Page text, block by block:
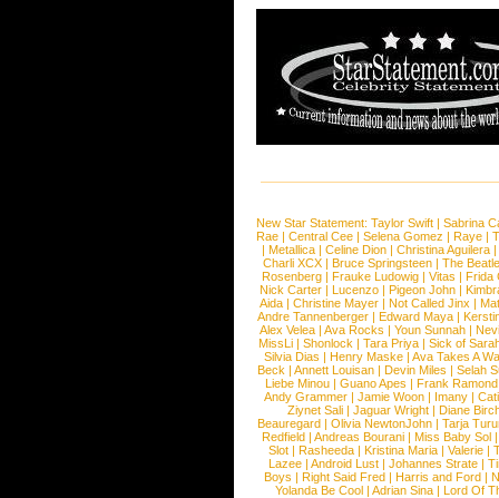
New Star Statement: Taylor Swift | Sabrina
Rae |Central Cee |Selena Gomez |Raye |
| Metallica | Celine Dion | Christina Aguilera |
Charli XCX |Bruce Springsteen |The
Rosenberg | Frauke Ludowig | Vitas | Frida
Nick Carter | Lucenzo | Pigeon John |
Aida |Christine Mayer |Not Called Jinx |
Andre Tannenberger | Edward Maya |
Alex Velea | Ava Rocks | Youn Sunnah |
MissLi | Shonlock | Tara Priya | Sick of
Silvia Dias |Henry Maske |Ava Takes A
Beck |Annett Louisan |Devin Miles |Selah
Liebe Minou |Guano Apes |Frank Ramond
Andy Grammer |Jamie Woon | Imany |
Ziynet Sali |Jaguar Wright |Diane
Beauregard |Olivia NewtonJohn |Tarja
Redfield | Andreas Bourani | Miss Baby Sol
Slot | Rasheeda | Kristina Maria | Valerie |
Lazee | Android Lust | Johannes Strate |
Boys | Right Said Fred | Harris and Ford |
Yolanda Be Cool |Adrian Sina |Lord Of